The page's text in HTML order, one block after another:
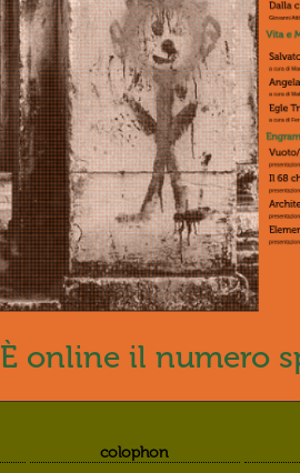
The
by
Emily
a
È online il numero
colophon